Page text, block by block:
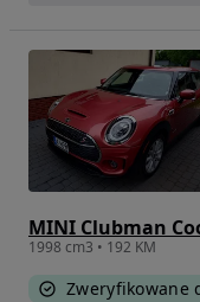
MINI Clubman
1998 cm3 • 192 KM
Zweryfikowane